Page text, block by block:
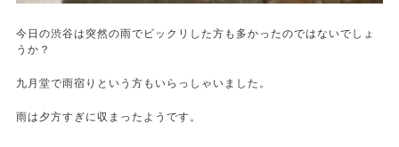
今日の渋谷は突然の雨でビックリした方も多かったのではないでしょ
うか？
九月堂で雨宿りという方もいらっしゃいました。
雨は夕方すぎに収まったようです。